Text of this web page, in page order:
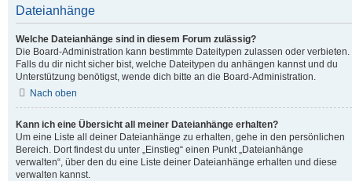
Dateianhänge
Welche Dateianhänge sind in diesem Forum zulässig?
Die Board-Administration kann bestimmte Dateitypen zulassen oder verbieten.
Falls du dir nicht sicher bist, welche Dateitypen du anhängen kannst und du
Unterstützung benötigst, wende dich bitte an die Board-Administration.
Nach oben
Kann ich eine Übersicht all meiner Dateianhänge erhalten?
Um eine Liste all deiner Dateianhänge zu erhalten, gehe in den persönlichen
Bereich. Dort findest du unter „Einstieg“ einen Punkt „Dateianhänge
verwalten“, über den du eine Liste deiner Dateianhänge erhalten und diese
verwalten kannst.